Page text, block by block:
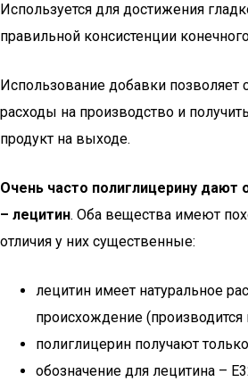
Используется для достижения
правильной консистенции
Использование добавки позволяет
расходы на производство и
продукт на выходе.
Очень часто полиглицерину дают
– лецитин. Оба вещества имеют
отличия у них существенные:
лецитин имеет натуральное
происхождение (производится
полиглицерин получают
обозначение для лецитина –